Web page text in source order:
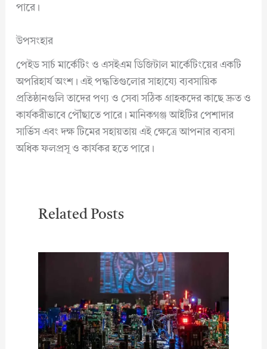
পারে।
উপসংহার
পেইড সার্চ মার্কেটিং ও এসইএম ডিজিটাল মার্কেটিংয়ের একটি
অপরিহার্য অংশ। এই পদ্ধতিগুলোর সাহায্যে ব্যবসায়িক
প্রতিষ্ঠানগুলি তাদের পণ্য ও সেবা সঠিক গ্রাহকদের কাছে দ্রুত ও
কার্যকরীভাবে পৌঁছাতে পারে। মানিকগঞ্জ আইটির পেশাদার
সার্ভিস এবং দক্ষ টিমের সহায়তায় এই ক্ষেত্রে আপনার ব্যবসা
অধিক ফলপ্রসূ ও কার্যকর হতে পারে।
Related Posts